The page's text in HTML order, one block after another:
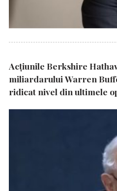
Acțiunile Berkshire
miliardarului Warren
ridicat nivel din ultimele